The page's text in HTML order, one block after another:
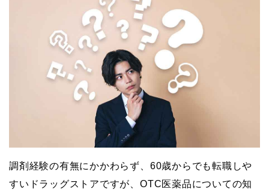
調剤経験の有無にかかわらず、60歳からでも転職しや
すいドラッグストアですが、OTC医薬品についての知